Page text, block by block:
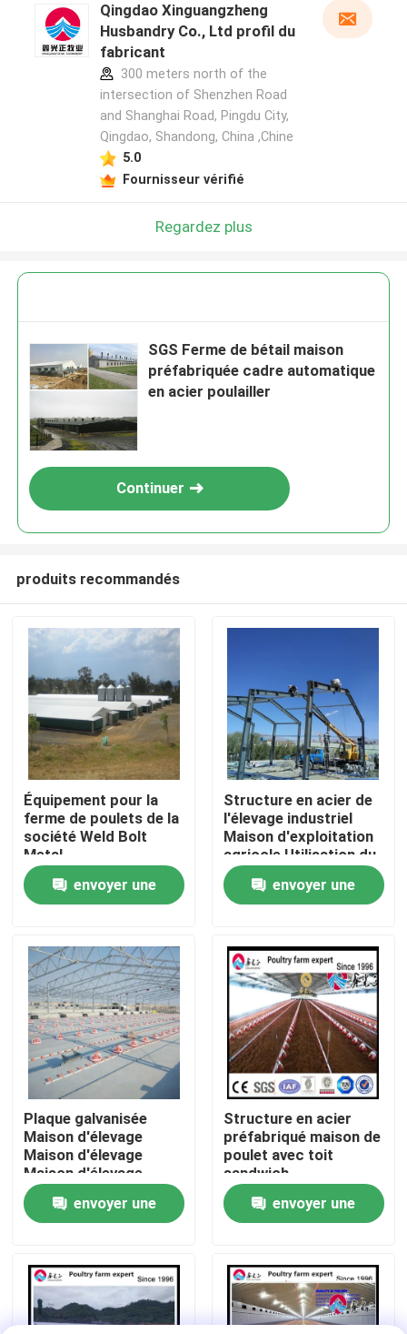
À la maison
Produits
Visite de l'usine
Contrôle de la qualité
Nous contacter
Nouvelles
Les affaires
Demandez un devis
Entrepôt de structures en acier
Qingdao Xinguangzheng
Husbandry Co., Ltd profil du
fabricant
300 meters north of the
intersection of Shenzhen Road
and Shanghai Road, Pingdu City,
Qingdao, Shandong, China ,Chine
5.0
Fournisseur vérifié
Regardez plus
SGS Ferme de bétail maison
préfabriquée cadre automatique
en acier poulailler
Continuer
produits recommandés
Équipement pour la
ferme de poulets de la
société Weld Bolt
Metal
envoyer une
Structure en acier de
l'élevage industriel
Maison d'exploitation
agricole Utilisation du
panneau coloré
envoyer une
Plaque galvanisée
Maison d'élevage
Maison d'élevage
Maison d'élevage
envoyer une
Structure en acier
préfabriqué maison de
poulet avec toit
sandwich
envoyer une